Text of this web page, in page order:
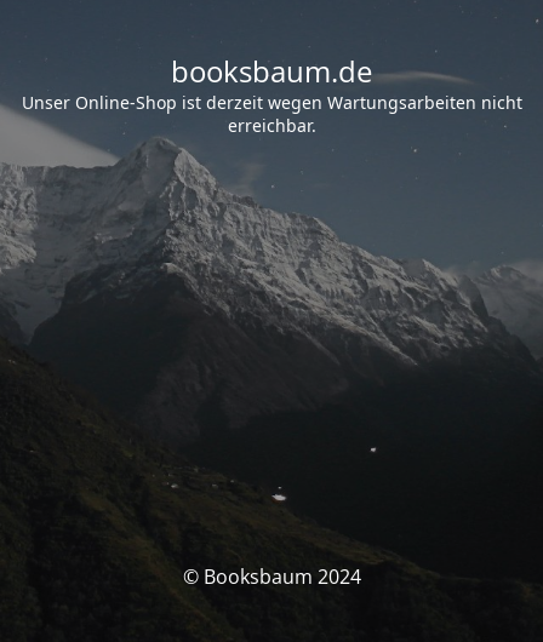
booksbaum.de
Unser Online-Shop ist derzeit wegen Wartungsarbeiten nicht
erreichbar.
© Booksbaum 2024